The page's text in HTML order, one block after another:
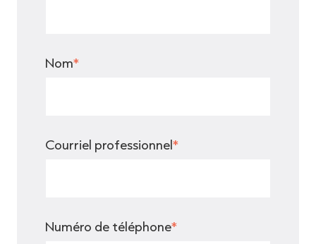
Nom*
Courriel professionnel*
Numéro de téléphone*